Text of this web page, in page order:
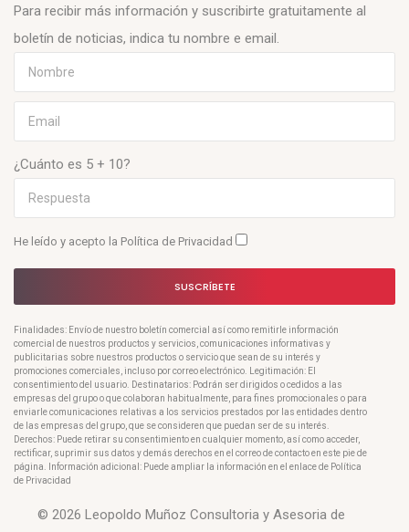
Para recibir más información y suscribirte gratuitamente al
boletín de noticias, indica tu nombre e email.
¿Cuánto es 5 + 10?
He leído y acepto la Política de Privacidad
SUSCRÍBETE
Finalidades: Envío de nuestro boletín comercial así como remitirle información
comercial de nuestros productos y servicios, comunicaciones informativas y
publicitarias sobre nuestros productos o servicio que sean de su interés y
promociones comerciales, incluso por correo electrónico. Legitimación: El
consentimiento del usuario. Destinatarios: Podrán ser dirigidos o cedidos a las
empresas del grupo o que colaboran habitualmente, para fines promocionales o para
enviarle comunicaciones relativas a los servicios prestados por las entidades dentro
de las empresas del grupo, que se consideren que puedan ser de su interés.
Derechos: Puede retirar su consentimiento en cualquier momento, así como acceder,
rectificar, suprimir sus datos y demás derechos en el correo de contacto en este pie de
página. Información adicional: Puede ampliar la información en el enlace de Política
de Privacidad
© 2026 Leopoldo Muñoz Consultoria y Asesoria de